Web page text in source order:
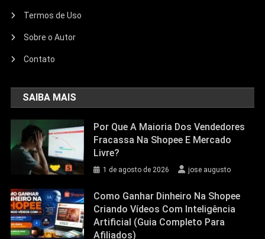
Termos de Uso
Sobre o Autor
Contato
SAIBA MAIS
Por Que A Maioria Dos Vendedores
Fracassa Na Shopee E Mercado
Livre?
1 de agosto de 2026 jose augusto
Como Ganhar Dinheiro Na Shopee
Criando Vídeos Com Inteligência
Artificial (Guia Completo Para
Afiliados)